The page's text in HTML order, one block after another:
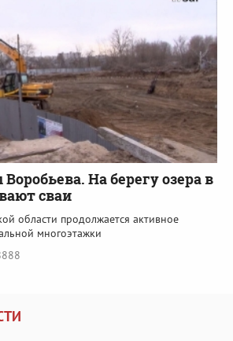
На берегу озера в
сваи
области продолжается активное
многоэтажки